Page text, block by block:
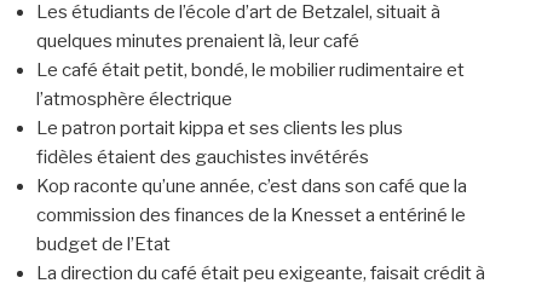
Les étudiants de l’école d’art de Betzalel, situait à
quelques minutes prenaient là, leur café
Le café était petit, bondé, le mobilier rudimentaire et
l’atmosphère électrique
Le patron portait kippa et ses clients les plus
fidèles étaient des gauchistes invétérés
Kop raconte qu’une année, c’est dans son café que la
commission des finances de la Knesset a entériné le
budget de l’Etat
La direction du café était peu exigeante, faisait crédit à